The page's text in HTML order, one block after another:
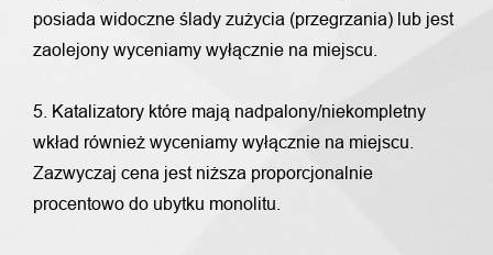
posiada widoczne ślady zużycia (przegrzania) lub jest
zaolejony wyceniamy wyłącznie na miejscu.
5. Katalizatory które mają nadpalony/niekompletny
wkład również wyceniamy wyłącznie na miejscu.
Zazwyczaj cena jest niższa proporcjonalnie
procentowo do ubytku monolitu.